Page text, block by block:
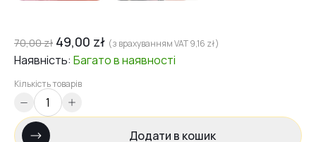
70,00zł 49,00 zł (з врахуванням VAT9,16 zł)
Наявність: Багатов наявності
Кількість товарів
Додати в кошик